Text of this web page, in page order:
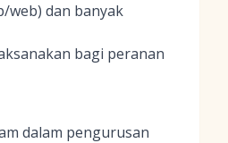
web) dan banyak
bagi peranan
dalam pengurusan